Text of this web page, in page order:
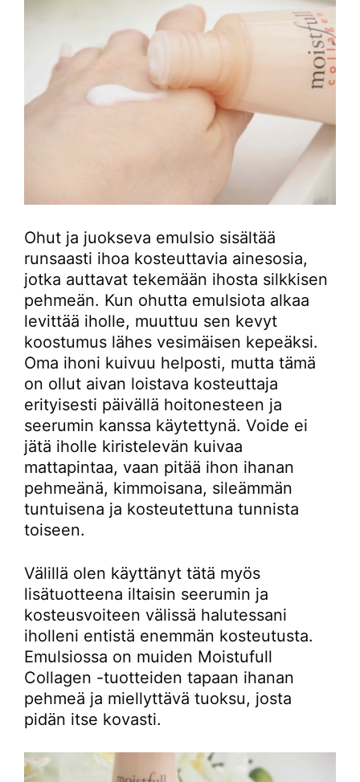
Ohut ja juokseva emulsio sisältää
runsaasti ihoa kosteuttavia ainesosia,
jotka auttavat tekemään ihosta silkkisen
pehmeän. Kun ohutta emulsiota alkaa
levittää iholle, muuttuu sen kevyt
koostumus lähes vesimäisen kepeäksi.
Oma ihoni kuivuu helposti, mutta tämä
on ollut aivan loistava kosteuttaja
erityisesti päivällä hoitonesteen ja
seerumin kanssa käytettynä. Voide ei
jätä iholle kiristelevän kuivaa
mattapintaa, vaan pitää ihon ihanan
pehmeänä, kimmoisana, sileämmän
tuntuisena ja kosteutettuna tunnista
toiseen.
Välillä olen käyttänyt tätä myös
lisätuotteena iltaisin seerumin ja
kosteusvoiteen välissä halutessani
iholleni entistä enemmän kosteutusta.
Emulsiossa on muiden Moistufull
Collagen -tuotteiden tapaan ihanan
pehmeä ja miellyttävä tuoksu, josta
pidän itse kovasti.